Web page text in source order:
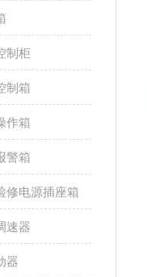
制柜
制箱
作箱
警箱
修电源插座箱
速器
器